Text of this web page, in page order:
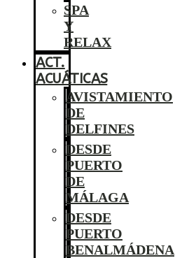
SPA
Y
RELAX
ACT.
ACUÁTICAS
AVISTAMIENTO
DE
DELFINES
DESDE
PUERTO
DE
MÁLAGA
DESDE
PUERTO
BENALMÁDENA